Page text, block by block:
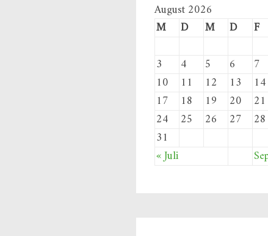
August 2026
M
D M D F
3
4 5 6 7
10
11 12 13 14
17
18 19 20 21
24
25 26 27 28
31
« Juli